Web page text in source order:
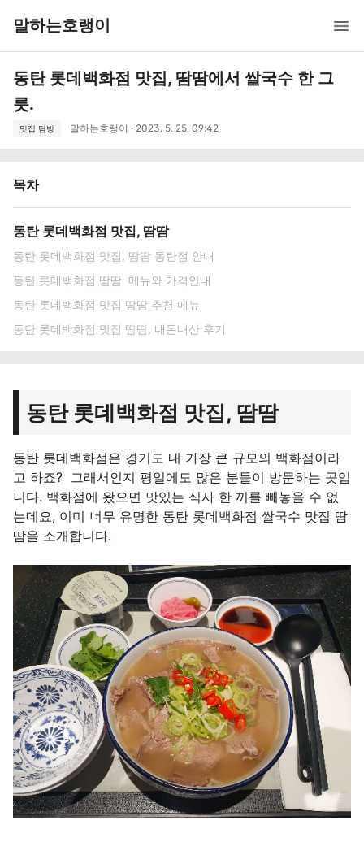
말하는호랭이
동탄 롯데백화점 맛집, 땀땀에서 쌀국수 한 그
릇.
맛집 탐방 말하는호랭이 · 2023. 5. 25. 09:42
목차
동탄 롯데백화점 맛집, 땀땀
동탄 롯데백화점 맛집, 땀땀 동탄점 안내
동탄 롯데백화점 땀땀 메뉴와 가격안내
동탄 롯데백화점 맛집 땀땀 추천 메뉴
동탄 롯데백화점 맛집 땀땀, 내돈내산 후기
동탄 롯데백화점 맛집, 땀땀
동탄 롯데백화점은 경기도 내 가장 큰 규모의 백화점이라
고 하죠? 그래서인지 평일에도 많은 분들이 방문하는 곳입
니다. 백화점에 왔으면 맛있는 식사 한 끼를 빼놓을 수 없
는데요, 이미 너무 유명한 동탄 롯데백화점 쌀국수 맛집 땀
땀을 소개합니다.